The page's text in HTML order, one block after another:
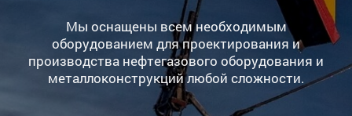
Мы оснащены всем необходимым
оборудованием для проектирования и
производства нефтегазового оборудования и
металлоконструкций любой сложности.